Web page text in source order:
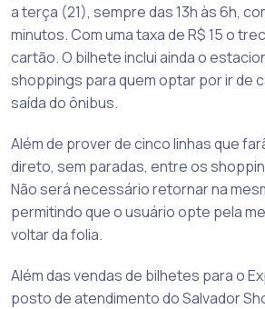
a terça (21), sempre das 13h às 6h,
minutos. Com uma taxa de R$ 15 o
cartão. O bilhete inclui ainda o
shoppings para quem optar por ir de
saída do ônibus.
Além de prover de cinco linhas que
direto, sem paradas, entre os
Não será necessário retornar na
permitindo que o usuário opte pela
voltar da folia.
Além das vendas de bilhetes para o
posto de atendimento do Salvador